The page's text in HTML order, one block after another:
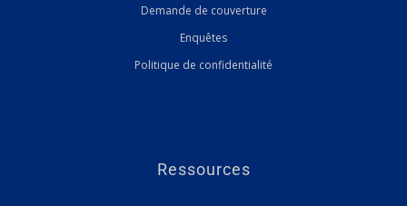
Demande de couverture
Enquêtes
Politique de confidentialité
Ressources